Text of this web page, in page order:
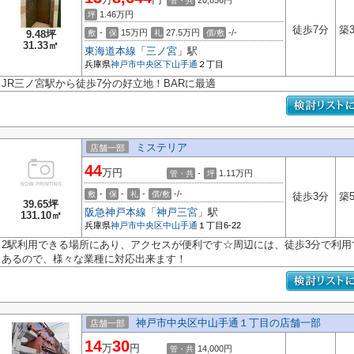
9.48坪
31.33㎡
坪 1.46万円
敷 - 保 15万円 礼 27.5万円 償/敷 -/-
東海道本線 「 三ノ宮 」駅
兵庫県神戸市中央区下山手通 ２丁目
徒歩7分 築
JR三ノ宮駅から徒歩7分の好立地！BARに最適
39.65坪
131.10㎡
店舗一部 ミステリア
44万円 管・共 - 坪 1.11 万円
敷 - 保 - 礼 - 償/敷 -/-
阪急神戸本線 「 神戸三宮 」駅
兵庫県神戸市中央区中山手通 １丁目6-22
徒歩3分 築
2駅利用できる場所にあり、アクセスが便利です☆周辺には、徒歩3分で利
あるので、様々な業種に対応出来ます！
店舗一部 神戸市中央区中山手通１丁目の店舗一部
14万30円 管・共 14,000円